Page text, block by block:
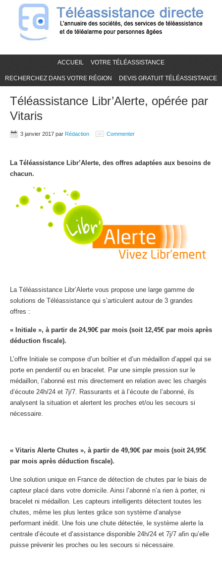
ACCUEIL VOTRE TÉLÉASSISTANCE
RECHERCHEZ DANS VOTRE RÉGION DEVIS GRATUIT TÉLÉASSISTANCE
Téléassistance Libr’Alerte, opérée par
Vitaris
3 janvier 2017 par Rédaction Commenter
La Téléassistance Libr’Alerte, des offres adaptées aux besoins de
chacun.
La Téléassistance Libr’Alerte vous propose une large gamme de
solutions de Téléassistance qui s’articulent autour de 3 grandes
offres :
« Initiale », à partir de 24,90€ par mois (soit 12,45€ par mois après
déduction fiscale).
L’offre Initiale se compose d’un boîtier et d’un médaillon d’appel qui se
porte en pendentif ou en bracelet. Par une simple pression sur le
médaillon, l’abonné est mis directement en relation avec les chargés
d’écoute 24h/24 et 7j/7. Rassurants et à l’écoute de l’abonné, ils
analysent la situation et alertent les proches et/ou les secours si
nécessaire.
« Vitaris Alerte Chutes », à partir de 49,90€ par mois (soit 24,95€
par mois après déduction fiscale).
Une solution unique en France de détection de chutes par le biais de
capteur placé dans votre domicile. Ainsi l’abonné n’a rien à porter, ni
bracelet ni médaillon. Les capteurs intelligents détectent toutes les
chutes, même les plus lentes grâce son système d’analyse
performant inédit. Une fois une chute détectée, le système alerte la
centrale d’écoute et d’assistance disponible 24h/24 et 7j/7 afin qu’elle
puisse prévenir les proches ou les secours si nécessaire.